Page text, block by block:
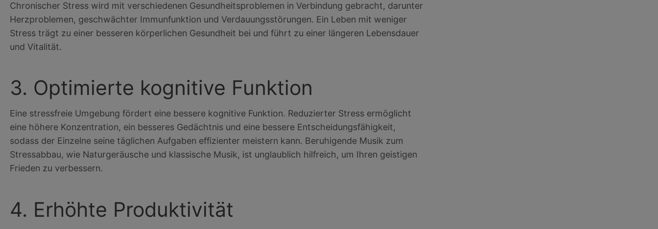
Chronischer Stress wird mit verschiedenen Gesundheitsproblemen in Verbindung gebracht, darunter
Herzproblemen, geschwächter Immunfunktion und Verdauungsstörungen. Ein Leben mit weniger
Stress trägt zu einer besseren körperlichen Gesundheit bei und führt zu einer längeren Lebensdauer
und Vitalität.
3. Optimierte kognitive Funktion
Eine stressfreie Umgebung fördert eine bessere kognitive Funktion. Reduzierter Stress ermöglicht
eine höhere Konzentration, ein besseres Gedächtnis und eine bessere Entscheidungsfähigkeit,
sodass der Einzelne seine täglichen Aufgaben effizienter meistern kann. Beruhigende Musik zum
Stressabbau, wie Naturgeräusche und klassische Musik, ist unglaublich hilfreich, um Ihren geistigen
Frieden zu verbessern.
4. Erhöhte Produktivität